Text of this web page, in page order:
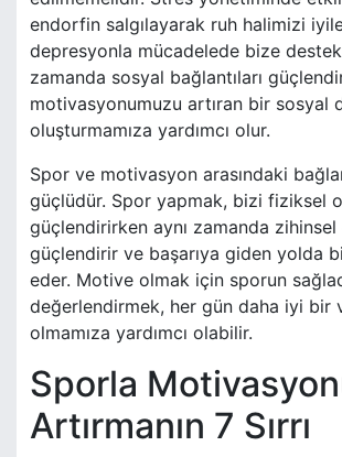
endorfin salgılayarak ruh halimizi
depresyonla mücadelede bize destek
zamanda sosyal bağlantıları
motivasyonumuzu artıran bir sosyal
oluşturmamıza yardımcı olur.
Spor ve motivasyon arasındaki
güçlüdür. Spor yapmak, bizi fiziksel
güçlendirirken aynı zamanda
güçlendirir ve başarıya giden yolda
eder. Motive olmak için sporun
değerlendirmek, her gün daha iyi bir
olmamıza yardımcı olabilir.
Sporla
Artırmanın 7 Sırrı